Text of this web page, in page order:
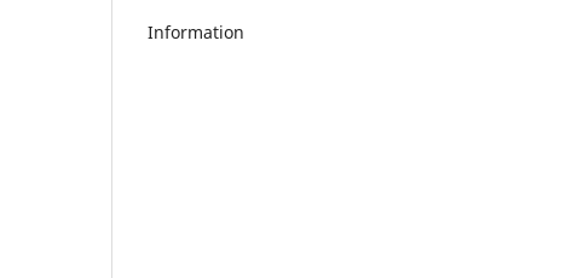
Information